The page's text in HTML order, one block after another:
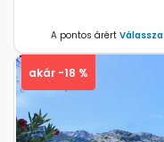
A pontos árért
akár -18 %